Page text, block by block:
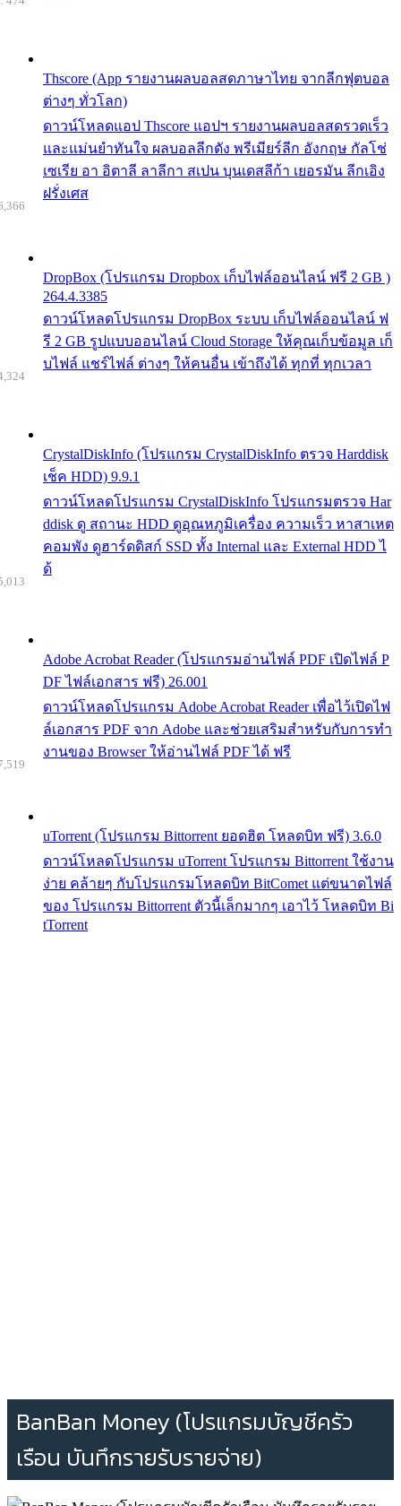
Thscore (App รายงานผลบอลสดภาษาไทย จากลีกฟุตบอล
ต่างๆ ทั่วโลก)
ดาวน์โหลดแอป Thscore แอปฯ รายงานผลบอลสดรวดเร็ว
และแม่นยำทันใจ ผลบอลลีกดัง พรีเมียร์ลีก อังกฤษ กัลโช่
เซเรีย อา อิตาลี ลาลีกา สเปน บุนเดสลีก้า เยอรมัน ลีกเอิง
ฝรั่งเศส
DropBox (โปรแกรม Dropbox เก็บไฟล์ออนไลน์ ฟรี 2 GB )
264.4.3385
ดาวน์โหลดโปรแกรม DropBox ระบบ เก็บไฟล์ออนไลน์ ฟ
รี 2 GB รูปแบบออนไลน์ Cloud Storage ให้คุณเก็บข้อมูล เก็
บไฟล์ แชร์ไฟล์ ต่างๆ ให้คนอื่น เข้าถึงได้ ทุกที่ ทุกเวลา
CrystalDiskInfo (โปรแกรม CrystalDiskInfo ตรวจ Harddisk
เช็ค HDD) 9.9.1
ดาวน์โหลดโปรแกรม CrystalDiskInfo โปรแกรมตรวจ Har
ddisk ดู สถานะ HDD ดูอุณหภูมิเครื่อง ความเร็ว หาสาเหต
คอมพัง ดูฮาร์ดดิสก์ SSD ทั้ง Internal และ External HDD ไ
ด้
Adobe Acrobat Reader (โปรแกรมอ่านไฟล์ PDF เปิดไฟล์ P
DF ไฟล์เอกสาร ฟรี) 26.001
ดาวน์โหลดโปรแกรม Adobe Acrobat Reader เพื่อไว้เปิดไฟ
ล์เอกสาร PDF จาก Adobe และช่วยเสริมสำหรับกับการทำ
งานของ Browser ให้อ่านไฟล์ PDF ได้ ฟรี
uTorrent (โปรแกรม Bittorrent ยอดฮิต โหลดบิท ฟรี) 3.6.0
ดาวน์โหลดโปรแกรม uTorrent โปรแกรม Bittorrent ใช้งาน
ง่าย คล้ายๆ กับโปรแกรมโหลดบิท BitComet แต่ขนาดไฟล์
ของ โปรแกรม Bittorrent ตัวนี้เล็กมากๆ เอาไว้ โหลดบิท Bi
tTorrent
BanBan Money (โปรแกรมบัญชีครัว
เรือน บันทึกรายรับรายจ่าย)